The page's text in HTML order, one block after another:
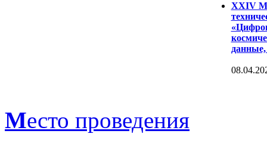
XXIV
данные,
Место проведения